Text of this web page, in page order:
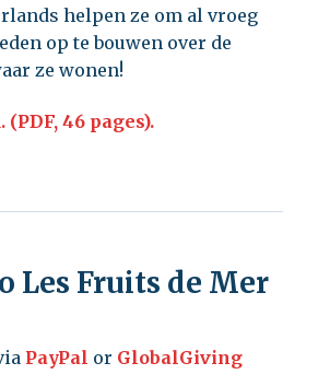
helpen ze om al vroeg
op te bouwen over de
ze wonen!
46 pages).
Les Fruits de Mer
PayPal or GlobalGiving